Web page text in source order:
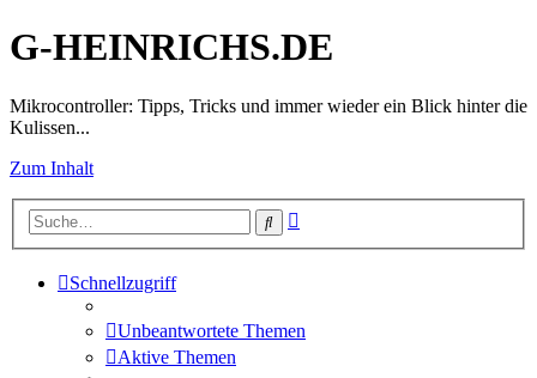
G-HEINRICHS.DE
Mikrocontroller: Tipps, Tricks und immer wieder ein Blick hinter die
Kulissen...
Zum Inhalt
Suche
Schnellzugriff
Unbeantwortete Themen
Aktive Themen